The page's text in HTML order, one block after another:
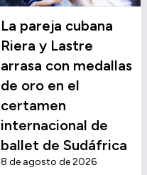
La pareja cubana
Riera y Lastre
arrasa con medallas
de oro en el
certamen
internacional de
ballet de Sudáfrica
8 de agosto de 2026